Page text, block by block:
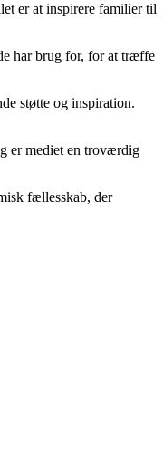
er at inspirere familier til
har brug for, for at træffe
støtte og inspiration.
er mediet en troværdig
fællesskab, der